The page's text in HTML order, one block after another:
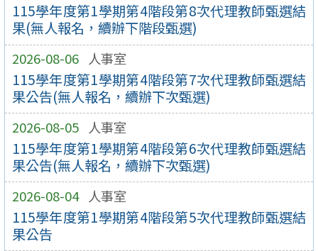
115學年度第1學期第4階段第8次代理教師甄選結
果(無人報名，續辦下階段甄選)
2026-08-06 人事室
115學年度第1學期第4階段第7次代理教師甄選結
果公告(無人報名，續辦下次甄選)
2026-08-05 人事室
115學年度第1學期第4階段第6次代理教師甄選結
果公告(無人報名，續辦下次甄選)
2026-08-04 人事室
115學年度第1學期第4階段第5次代理教師甄選結
果公告